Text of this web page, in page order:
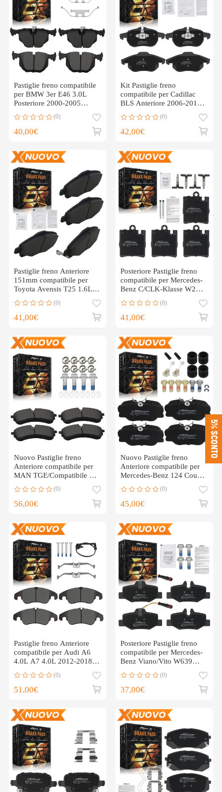
Pastiglie freno compatibile
per BMW 3er E46 3.0L
Posteriore 2000-2005
(0)
40,00€
Kit Pastiglie freno
compatibile per Cadillac
BLS Anteriore 2006-2010
(0)
42,00€
Pastiglie freno Anteriore
151mm compatibile per
Toyota Avensis T25 1.6L
(0)
41,00€
Posteriore Pastiglie freno
compatibile per Mercedes-
Benz C/CLK-Klasse W203
(0)
41,00€
Nuovo Pastiglie freno
Anteriore compatibile per
MAN TGE/Compatibile per
2017-2024
(0)
56,00€
Nuovo Pastiglie freno
Anteriore compatibile per
Mercedes-Benz 124 Coupe
(0)
45,00€
Pastiglie freno Anteriore
compatibile per Audi A6
4.0L A7 4.0L 2012-2018
(0)
51,00€
Posteriore Pastiglie freno
compatibile per Mercedes-
Benz Viano/Vito W639
(0)
37,00€
5% SCONTO